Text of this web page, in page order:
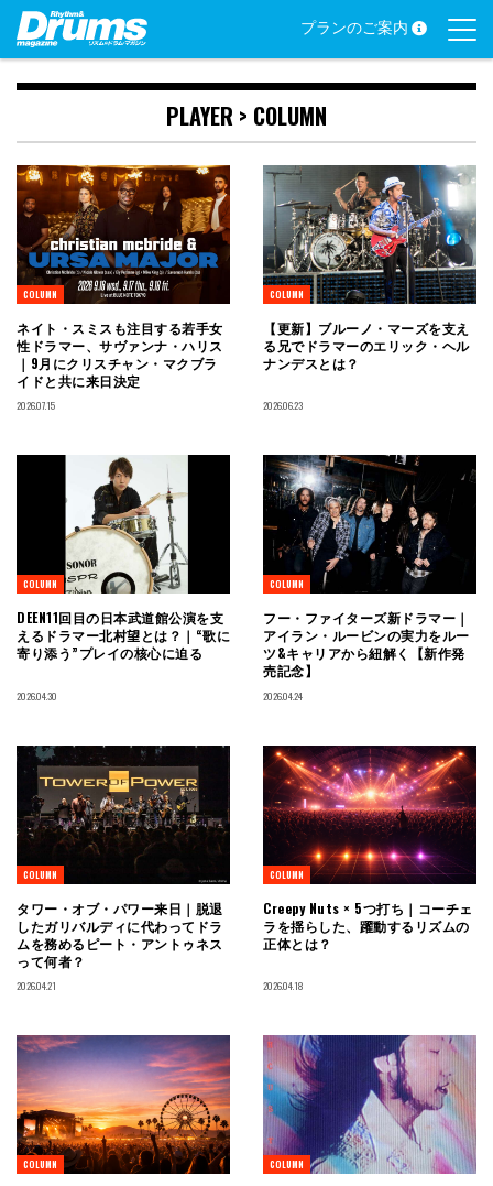
Skip
content
プランのご案内
PLAYER > COLUMN
COLUMN
ネイト・スミスも注目する若手女
性ドラマー、サヴァンナ・ハリス
｜9月にクリスチャン・マクブラ
イドと共に来日決定
2026.07.15
COLUMN
【更新】ブルーノ・マーズを支え
る兄でドラマーのエリック・ヘル
ナンデスとは？
2026.06.23
COLUMN
DEEN11回目の日本武道館公演を支
えるドラマー北村望とは？｜“歌に
寄り添う”プレイの核心に迫る
2026.04.30
COLUMN
フー・ファイターズ新ドラマー｜
アイラン・ルービンの実力をルー
ツ&キャリアから紐解く【新作発
売記念】
2026.04.24
COLUMN
タワー・オブ・パワー来日｜脱退
したガリバルディに代わってドラ
ムを務めるピート・アントゥネス
って何者？
2026.04.21
COLUMN
Creepy Nuts × 5つ打ち｜コーチェ
ラを揺らした、躍動するリズムの
正体とは？
2026.04.18
COLUMN COLUMN